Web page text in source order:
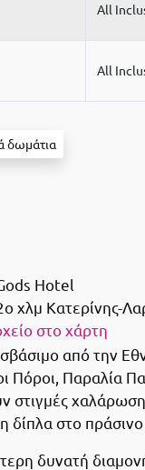
All
All
δωμάτια
Hotel
χλμ Κατερίνης-
στο χάρτη
από την
Πόροι, Παραλία
στο
δυνατή